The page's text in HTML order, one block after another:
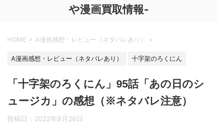
や漫画買取情報-
HOME > A漫画感想・レビュー（ネタバレあり） >
A漫画感想・レビュー（ネタバレあり） 十字架のろくにん
「十字架のろくにん」95話「あの日のシ
ュージカ」の感想（※ネタバレ注意）
投稿日： 2022年8月26日